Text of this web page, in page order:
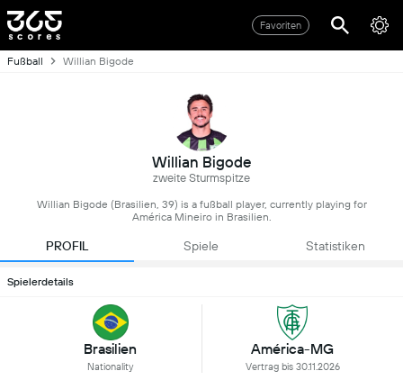
Favoriten
Fußball Willian Bigode
Willian Bigode
zweite Sturmspitze
Willian Bigode (Brasilien, 39) is a fußball player, currently playing for
América Mineiro in Brasilien.
PROFIL Spiele Statistiken
Spielerdetails
Brasilien
Nationality
América-MG
Vertrag bis 30.11.2026